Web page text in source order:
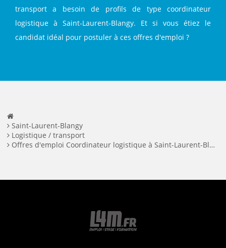
transport a besoin de profils de type coordinateur
logistique à Saint-Laurent-Blangy. Et si vous étiez le
candidat idéal pour postuler à ces offres d'emploi ?
Saint-Laurent-Blangy
Logistique / transport
Offres d'emploi Coordinateur logistique à Saint-Laurent-Blangy